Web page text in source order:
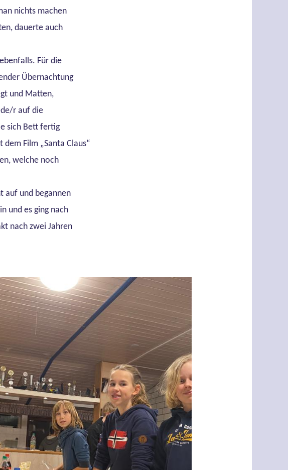
nichts machen
dauerte auch
Für die
Übernachtung
und Matten,
r auf die
sich Bett fertig
Film „Santa Claus“
welche noch
auf und begannen
und es ging nach
nach zwei Jahren